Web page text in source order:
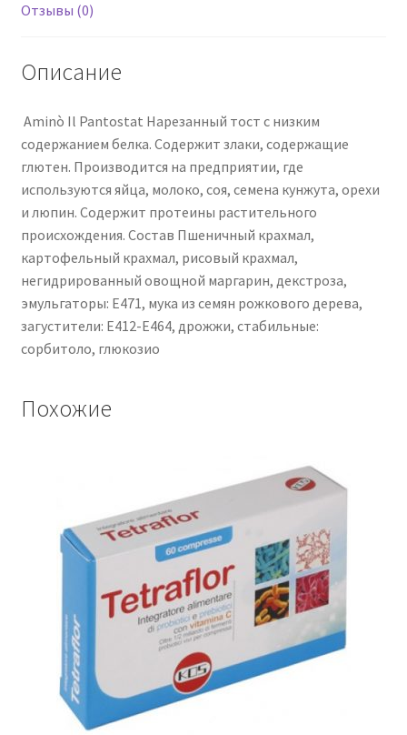
Отзывы (0)
Описание
Aminò Il Pantostat Нарезанный тост с низким
содержанием белка. Содержит злаки, содержащие
глютен. Производится на предприятии, где
используются яйца, молоко, соя, семена кунжута, орехи
и люпин. Содержит протеины растительного
происхождения. Состав Пшеничный крахмал,
картофельный крахмал, рисовый крахмал,
негидрированный овощной маргарин, декстроза,
эмульгаторы: E471, мука из семян рожкового дерева,
загустители: E412-E464, дрожжи, стабильные:
сорбитоло, глюкозио
Похожие